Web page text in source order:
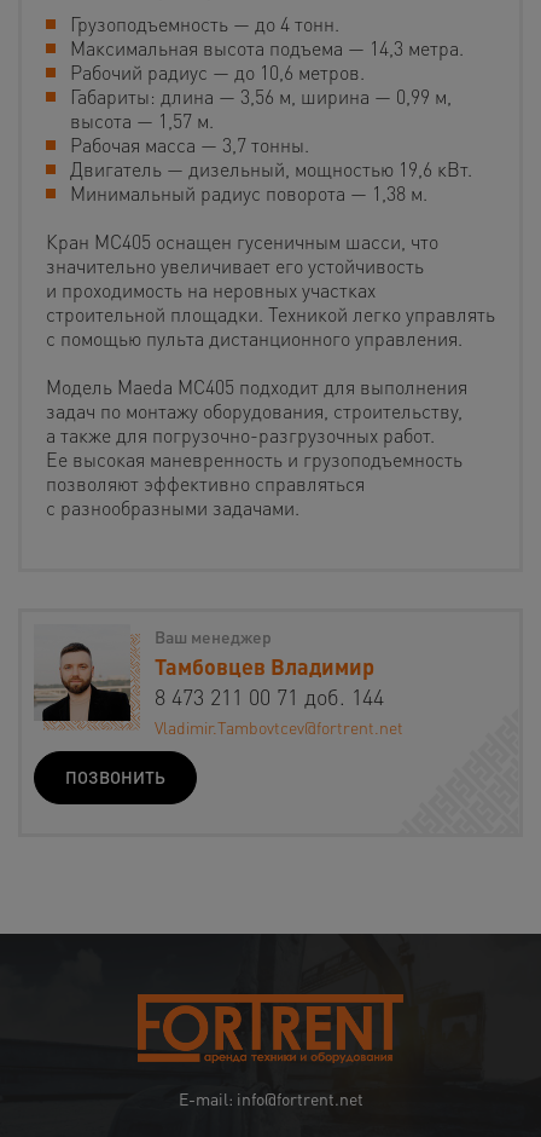
Грузоподъемность — до 4 тонн.
Максимальная высота подъема — 14,3 метра.
Рабочий радиус — до 10,6 метров.
Габариты: длина — 3,56 м, ширина — 0,99 м,
высота — 1,57 м.
Рабочая масса — 3,7 тонны.
Двигатель — дизельный, мощностью 19,6 кВт.
Минимальный радиус поворота — 1,38 м.
Кран MC405 оснащен гусеничным шасси, что
значительно увеличивает его устойчивость
и проходимость на неровных участках
строительной площадки. Техникой легко управлять
с помощью пульта дистанционного управления.
Модель Maeda MC405 подходит для выполнения
задач по монтажу оборудования, строительству,
а также для погрузочно-разгрузочных работ.
Ее высокая маневренность и грузоподъемность
позволяют эффективно справляться
с разнообразными задачами.
Ваш менеджер
Тамбовцев Владимир
8 473 211 00 71 доб. 144
Vladimir.Tambovtcev@fortrent.net
ПОЗВОНИТЬ
E-mail: info@fortrent.net